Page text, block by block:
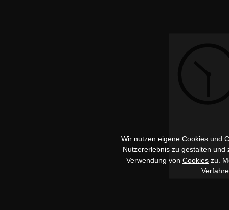
Wir nutzen eigene Cookies und
Nutzererlebnis zu gestalten
Verwendung von Cookies zu.